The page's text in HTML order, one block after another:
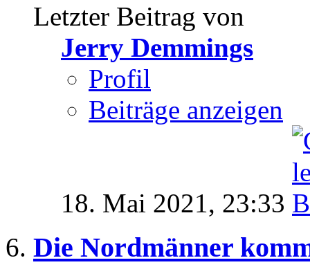
Letzter Beitrag von
Jerry Demmings
Profil
Beiträge anzeigen
18. Mai 2021, 23:33
Die Nordmänner